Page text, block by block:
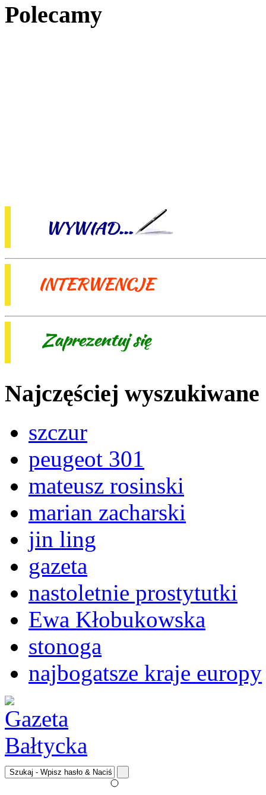
Polecamy
Najczęściej wyszukiwane
szczur
peugeot 301
mateusz rosinski
marian zacharski
jin ling
gazeta
nastoletnie prostytutki
Ewa Kłobukowska
stonoga
najbogatsze kraje europy